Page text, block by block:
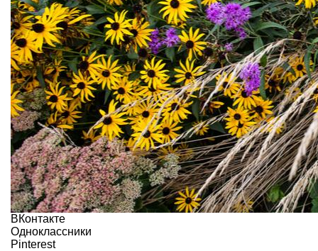
ВКонтакте
Одноклассники
Pinterest